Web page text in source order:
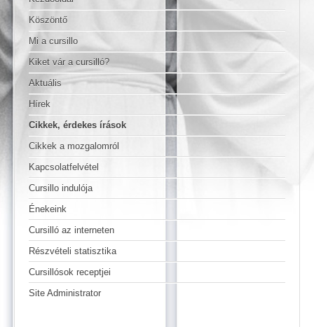
Köszöntő
Mi a cursillo
Kiket vár a cursilló?
Aktuális
Hírek
Cikkek, érdekes írások
Cikkek a mozgalomról
Kapcsolatfelvétel
Cursillo indulója
Énekeink
Cursilló az interneten
Részvételi statisztika
Cursillósok receptjei
Site Administrator